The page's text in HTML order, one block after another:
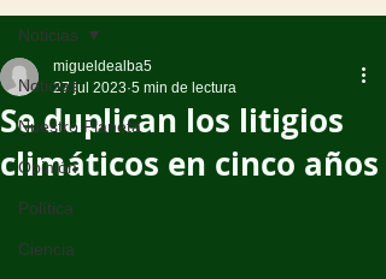
Noticias
Nuestro Planeta
Opinión
Política
Ciencia
Noticias
Se duplican los litigios
climáticos en cinco años
migueldealba5
27 jul 2023 5 min de lectura